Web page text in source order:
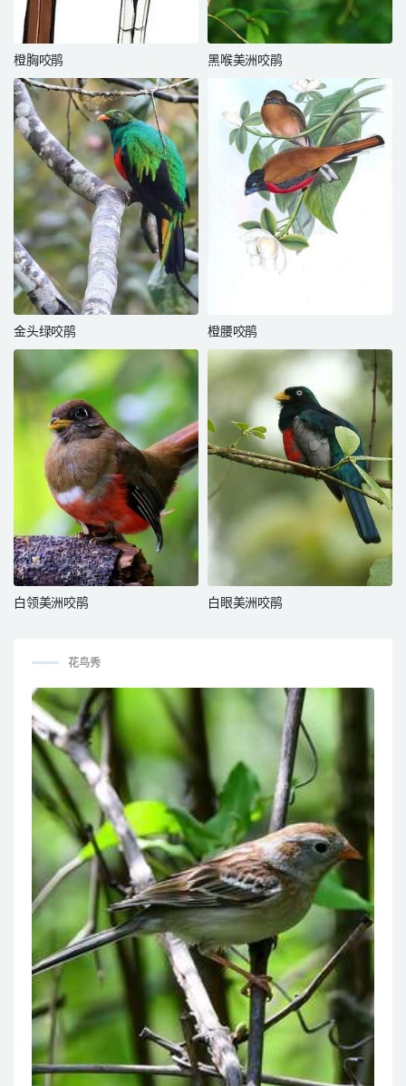
橙胸咬鹃 黑喉美洲咬鹃
金头绿咬鹃 橙腰咬鹃
白领美洲咬鹃 白眼美洲咬鹃
花鸟秀